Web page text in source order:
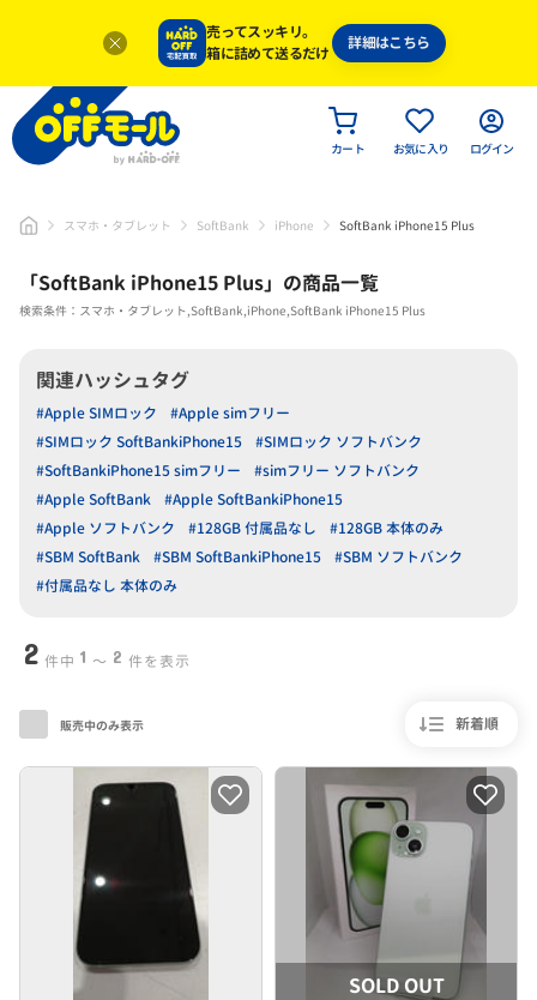
売ってスッキリ。
箱に詰めて送るだけ
詳細はこちら
カート お気に入り ログイン
スマホ・タブレット SoftBank iPhone SoftBank iPhone15 Plus
「SoftBank iPhone15 Plus」 の商品一覧
検索条件：スマホ・タブレット,SoftBank,iPhone,SoftBank iPhone15 Plus
関連ハッシュタグ
#Apple SIMロック
#Apple simフリー
#SIMロック SoftBankiPhone15
#SIMロック ソフトバンク
#SoftBankiPhone15 simフリー
#simフリー ソフトバンク
#Apple SoftBank
#Apple SoftBankiPhone15
#Apple ソフトバンク
#128GB 付属品なし
#128GB 本体のみ
#SBM SoftBank
#SBM SoftBankiPhone15
#SBM ソフトバンク
#付属品なし 本体のみ
2 件中 1 〜 2 件を表示
新着順
販売中のみ表示
SOLD OUT